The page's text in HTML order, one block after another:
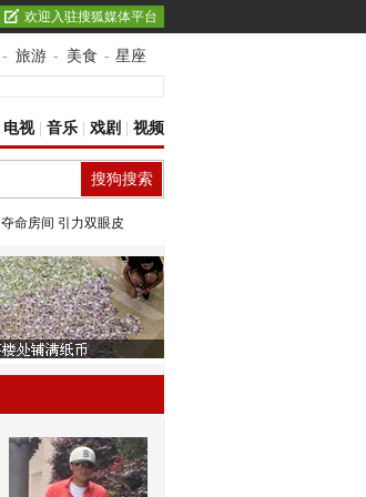
欢迎入驻搜狐媒体平台
- 旅游 - 美食 - 星座
电视| 音乐 戏剧 视频
夺命房间 引力双眼皮